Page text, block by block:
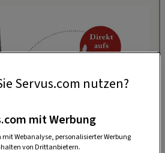
Servus.com nutzen?
mit Werbung
mit Webanalyse, personalisierter Werbung
von Drittanbietern.